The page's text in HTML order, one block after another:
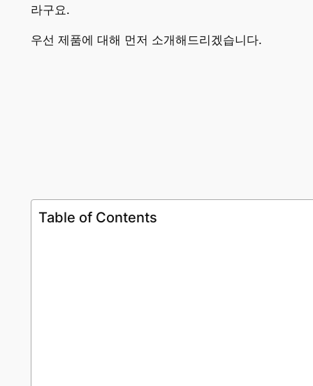
라구요.
우선 제품에 대해 먼저 소개해드리겠습니다.
Table of Contents